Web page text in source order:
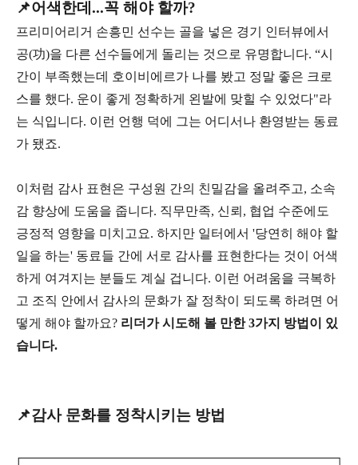
📌어색한데...꼭 해야 할까?
프리미어리거 손흥민 선수는 골을 넣은 경기 인터뷰에서
공(功)을 다른 선수들에게 돌리는 것으로 유명합니다. “시
간이 부족했는데 호이비에르가 나를 봤고 정말 좋은 크로
스를 했다. 운이 좋게 정확하게 왼발에 맞힐 수 있었다"라
는 식입니다. 이런 언행 덕에 그는 어디서나 환영받는 동료
가 됐죠.
이처럼 감사 표현은 구성원 간의 친밀감을 올려주고, 소속
감 향상에 도움을 줍니다. 직무만족, 신뢰, 협업 수준에도
긍정적 영향을 미치고요. 하지만 일터에서 '당연히 해야 할
일을 하는' 동료들 간에 서로 감사를 표현한다는 것이 어색
하게 여겨지는 분들도 계실 겁니다. 이런 어려움을 극복하
고 조직 안에서 감사의 문화가 잘 정착이 되도록 하려면 어
떻게 해야 할까요? 리더가 시도해 볼 만한 3가지 방법이 있
습니다.
📌감사 문화를 정착시키는 방법